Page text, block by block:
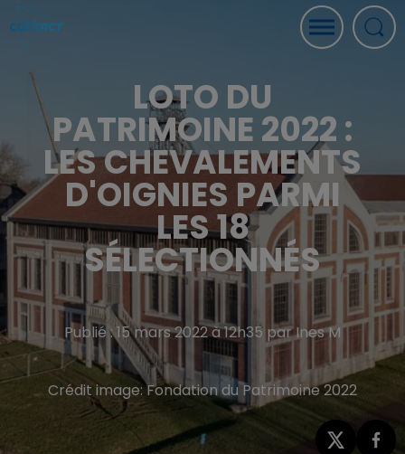
LOTO DU
PATRIMOINE 2022 :
LES CHEVALEMENTS
D'OIGNIES PARMI
LES 18
SÉLECTIONNÉS
Publié : 15 mars 2022 à 12h35 par Ines M
Crédit image:Fondation du Patrimoine 2022